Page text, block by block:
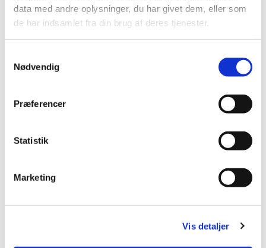
data med andre oplysninger, du har givet dem, eller som
de har indsamlet fra din brug af deres tjenester.
Nødvendig
Præferencer
Statistik
Marketing
Vis detaljer
Du vil måske også kunne